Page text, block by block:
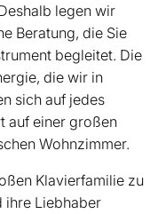
legen wir
Beratung, die Sie
begleitet. Die
die wir in
sich auf jedes
auf einer großen
Wohnzimmer.
Klavierfamilie zu
ihre Liebhaber